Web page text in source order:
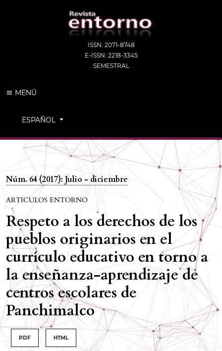
ISSN: 2071-8748
E-ISSN: 2218-3345
SEMESTRAL
MENÚ
CAMBIAR EL IDIOMA. EL IDIOMA ACTUAL ES:
ESPAÑOL
Núm. 64 (2017): Julio - diciembre
ARTICULOS ENTORNO
Respeto a los derechos de los
pueblos originarios en el
currículo educativo en torno a
la enseñanza-aprendizaje de
centros escolares de
Panchimalco
PDF HTML